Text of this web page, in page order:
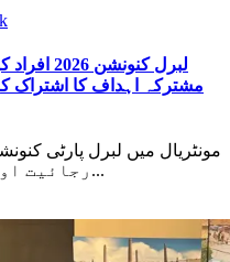
لبرل
مشترکہ اہداف کا اشتراک
رجائیت اور نئے عزم سے بھرے ہوئے...